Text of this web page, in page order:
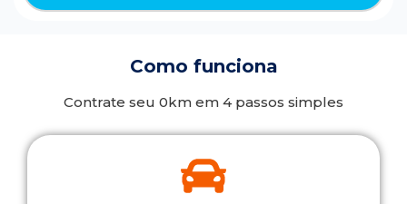
Como funciona
Contrate seu 0km em 4 passos simples